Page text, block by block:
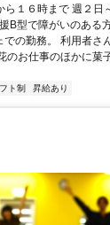
ら１６時まで 週２日
B型で障がいのある
の勤務。 利用者さ
のお仕事のほかに菓
ト制 昇給あり